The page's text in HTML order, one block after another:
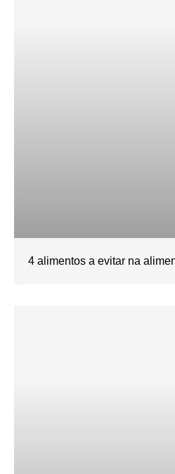
4 alimentos a evitar na